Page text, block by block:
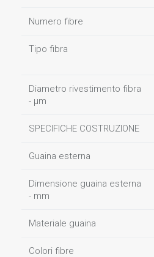
Numero fibre
Tipo fibra
Diametro rivestimento fibra
- µm
SPECIFICHE COSTRUZIONE
Guaina esterna
Dimensione guaina esterna
- mm
Materiale guaina
Colori fibre